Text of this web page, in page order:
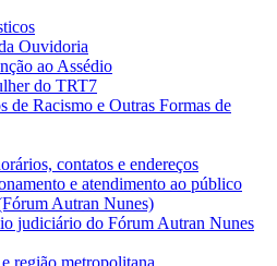
Ouvidoria
ao Assédio
do TRT7
de Racismo e Outras Formas de
contatos e endereços
e atendimento ao público
Autran Nunes)
judiciário do Fórum Autran Nunes
região metropolitana